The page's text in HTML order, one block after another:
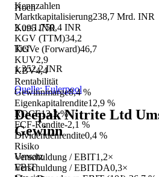
Kennzahlen
Marktkapitalisierung238,7 Mrd. INR
Kurs1.750,4 INR
KGV (TTM)34,2
KGVe (Forward)46,7
KUV2,9
KBV4,4
Rentabilität
Gewinnmarge8,4 %
Eigenkapitalrendite12,9 %
ROCE13,3 %
FCF-Rendite-2,1 %
Dividendenrendite0,4 %
Risiko
Verschuldung / EBIT1,2×
Verschuldung / EBITDA0,3×
Hoch
3.095 INR
Tief
1.352,2 INR
Quelle: Eulerpool
Deepak Nitrite Ltd
Gewinn
Umsatz
EBIT